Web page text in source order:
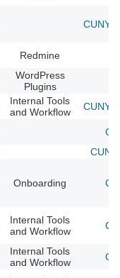
CUNY
Redmine
WordPress
Plugins
Internal Tools
and Workflow
CUNY
Onboarding
Internal Tools
and Workflow
Internal Tools
and Workflow